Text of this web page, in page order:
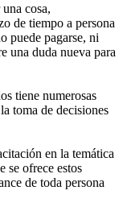
cosa,
de tiempo a persona
puede pagarse, ni
una duda nueva para
tiene numerosas
toma de decisiones
en la temática
se ofrece estos
de toda persona